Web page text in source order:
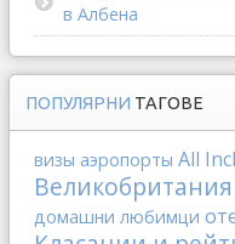
в Албена
ПОПУЛЯРНИ ТАГОВЕ
визы аэропорты All
Великобритания
домашни любимци